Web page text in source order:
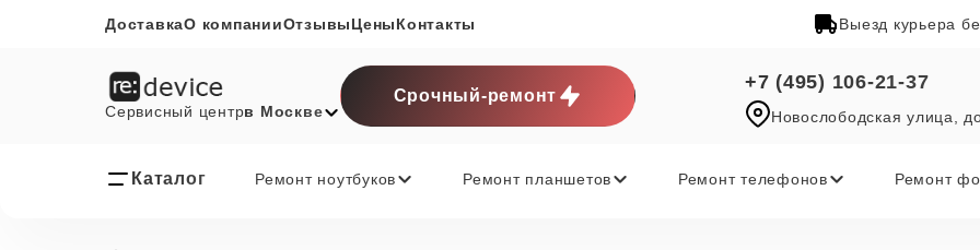
ДоставкаО компанииОтзывыЦеныКонтакты Выезд курьера
Сервисный центрв Москве
Срочный-ремонт
+7 (495) 106-21-37
Новослободская улица,
Каталог Ремонт ноутбуков Ремонт планшетов Ремонт телефонов Ремонт